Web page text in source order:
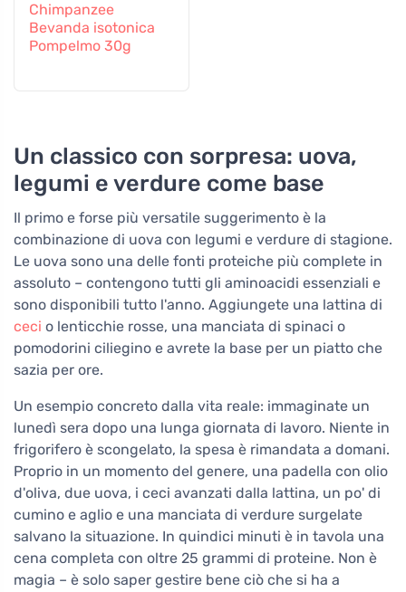
Chimpanzee
Bevanda isotonica
Pompelmo 30g
Un classico con sorpresa: uova,
legumi e verdure come base
Il primo e forse più versatile suggerimento è la
combinazione di uova con legumi e verdure di stagione.
Le uova sono una delle fonti proteiche più complete in
assoluto – contengono tutti gli aminoacidi essenziali e
sono disponibili tutto l'anno. Aggiungete una lattina di
ceci o lenticchie rosse, una manciata di spinaci o
pomodorini ciliegino e avrete la base per un piatto che
sazia per ore.
Un esempio concreto dalla vita reale: immaginate un
lunedì sera dopo una lunga giornata di lavoro. Niente in
frigorifero è scongelato, la spesa è rimandata a domani.
Proprio in un momento del genere, una padella con olio
d'oliva, due uova, i ceci avanzati dalla lattina, un po' di
cumino e aglio e una manciata di verdure surgelate
salvano la situazione. In quindici minuti è in tavola una
cena completa con oltre 25 grammi di proteine. Non è
magia – è solo saper gestire bene ciò che si ha a